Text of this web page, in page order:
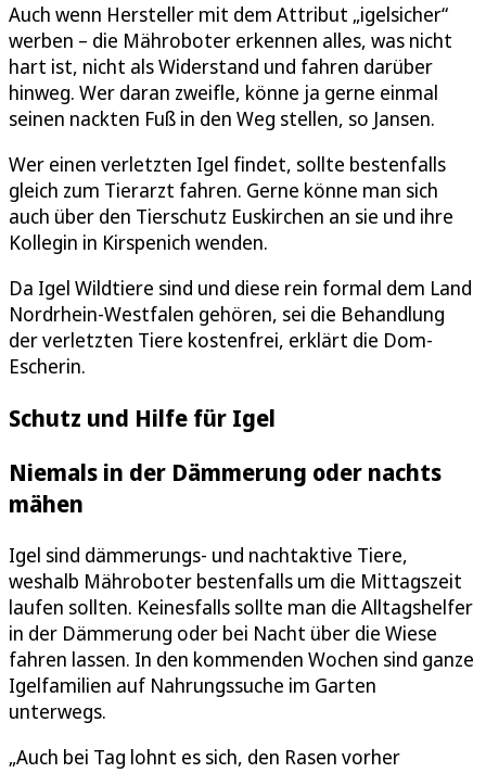
Auch wenn Hersteller mit dem Attribut „igelsicher“
werben – die Mähroboter erkennen alles, was nicht
hart ist, nicht als Widerstand und fahren darüber
hinweg. Wer daran zweifle, könne ja gerne einmal
seinen nackten Fuß in den Weg stellen, so Jansen.
Wer einen verletzten Igel findet, sollte bestenfalls
gleich zum Tierarzt fahren. Gerne könne man sich
auch über den Tierschutz Euskirchen an sie und ihre
Kollegin in Kirspenich wenden.
Da Igel Wildtiere sind und diese rein formal dem Land
Nordrhein-Westfalen gehören, sei die Behandlung
der verletzten Tiere kostenfrei, erklärt die Dom-
Escherin.
Schutz und Hilfe für Igel
Niemals in der Dämmerung oder nachts
mähen
Igel sind dämmerungs- und nachtaktive Tiere,
weshalb Mähroboter bestenfalls um die Mittagszeit
laufen sollten. Keinesfalls sollte man die Alltagshelfer
in der Dämmerung oder bei Nacht über die Wiese
fahren lassen. In den kommenden Wochen sind ganze
Igelfamilien auf Nahrungssuche im Garten
unterwegs.
„Auch bei Tag lohnt es sich, den Rasen vorher